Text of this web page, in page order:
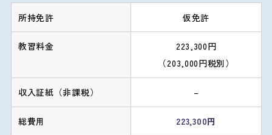
仮免許
223,300円
（203,000円税別）
–
223,300円